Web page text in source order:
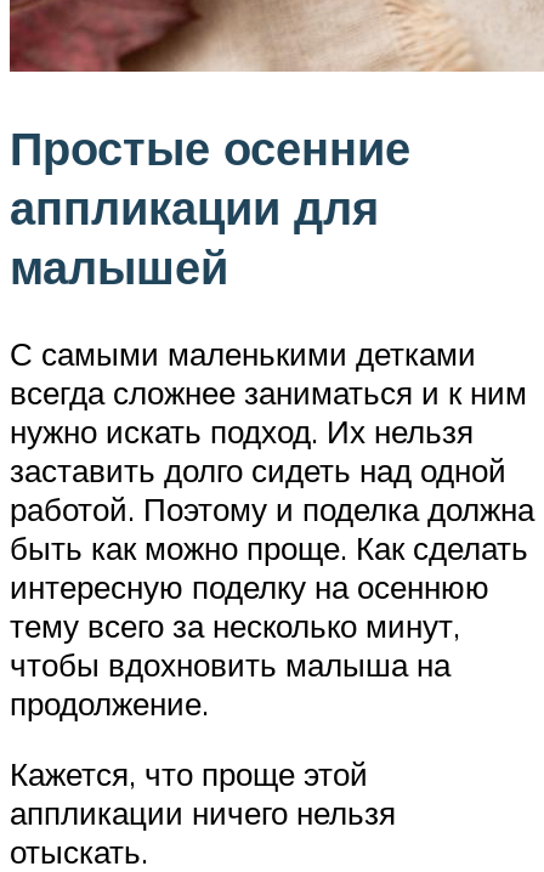
Простые осенние
аппликации для
малышей
С самыми маленькими детками
всегда сложнее заниматься и к ним
нужно искать подход. Их нельзя
заставить долго сидеть над одной
работой. Поэтому и поделка должна
быть как можно проще. Как сделать
интересную поделку на осеннюю
тему всего за несколько минут,
чтобы вдохновить малыша на
продолжение.
Кажется, что проще этой
аппликации ничего нельзя
отыскать.